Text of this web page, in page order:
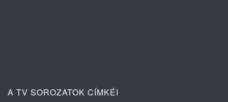
A TV SOROZATOK CÍMKÉI